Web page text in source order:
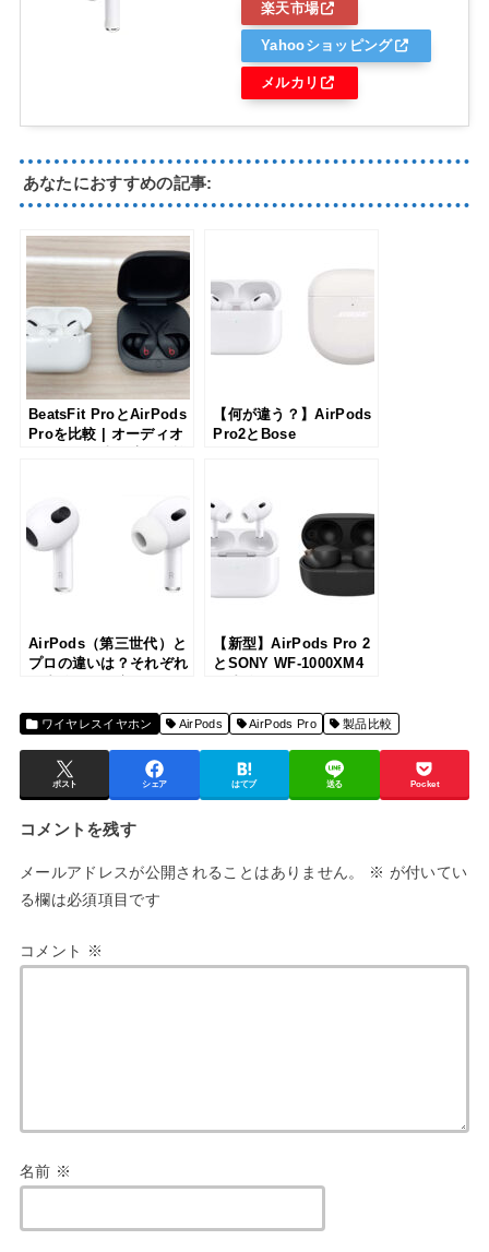
楽天市場
Yahooショッピング
メルカリ
あなたにおすすめの記事:
BeatsFit ProとAirPods
Proを比較 | オーディオ
【何が違う？】AirPods
Pro2とBose
どちらが買いか？
AirPods（第三世代）と
プロの違いは？それぞれ
【新型】AirPods Pro 2
とSONY WF-1000XM4
どちらが買いか？
ワイヤレスイヤホン AirPods AirPods Pro 製品比較
ポスト シェア はてブ 送る Pocket
コメントを残す
メールアドレスが公開されることはありません。 ※ が付いてい
る欄は必須項目です
コメント ※
名前 ※